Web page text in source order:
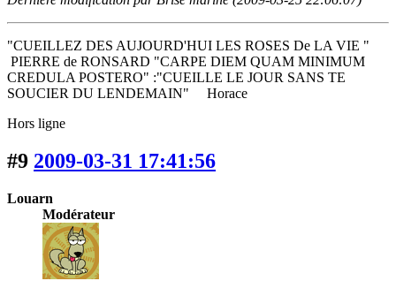
"CUEILLEZ DES AUJOURD'HUI LES ROSES De LA VIE "
PIERRE de RONSARD "CARPE DIEM QUAM MINIMUM
CREDULA POSTERO" :"CUEILLE LE JOUR SANS TE
SOUCIER DU LENDEMAIN" Horace
Hors ligne
#9 2009-03-31 17:41:56
Louarn
Modérateur